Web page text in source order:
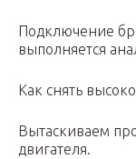
Подключение
выполняется
Как снять
Вытаскиваем
двигателя.